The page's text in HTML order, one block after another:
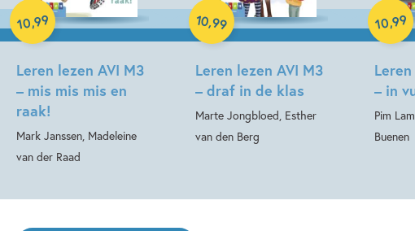
Leren lezen AVI M3
– mis mis mis en
raak!
Mark Janssen, Madeleine
van der Raad
10,99
Hardcover
Leren lezen AVI M3
– draf in de klas
Marte Jongbloed, Esther
van den Berg
10,99
Hardcover
– in
Pim
Buenen
10,99